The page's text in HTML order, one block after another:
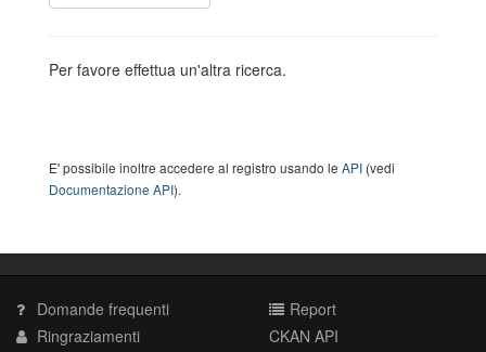
Per favore effettua un'altra ricerca.
E' possibile inoltre accedere al registro usando le API (vedi
Documentazione API).
Domande frequenti
Ringraziamenti
Report
CKAN API